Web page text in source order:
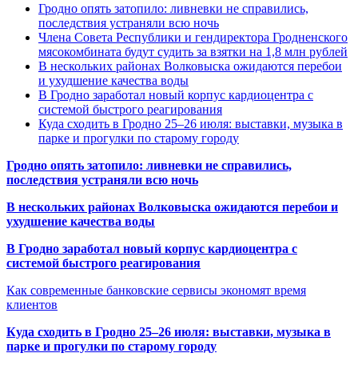
Гродно опять затопило: ливневки не справились,
последствия устраняли всю ночь
Члена Совета Республики и гендиректора Гродненского
мясокомбината будут судить за взятки на 1,8 млн рублей
В нескольких районах Волковыска ожидаются перебои
и ухудшение качества воды
В Гродно заработал новый корпус кардиоцентра с
системой быстрого реагирования
Куда сходить в Гродно 25–26 июля: выставки, музыка в
парке и прогулки по старому городу
Гродно опять затопило: ливневки не справились,
последствия устраняли всю ночь
В нескольких районах Волковыска ожидаются перебои и
ухудшение качества воды
В Гродно заработал новый корпус кардиоцентра с
системой быстрого реагирования
Как современные банковские сервисы экономят время
клиентов
Куда сходить в Гродно 25–26 июля: выставки, музыка в
парке и прогулки по старому городу